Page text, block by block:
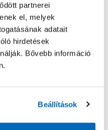
partnerei
el, melyek
adatait
hirdetések
Bővebb információ
Beállítások